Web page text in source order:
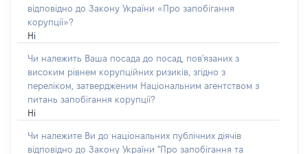
відповідно до Закону України «Про запобігання
корупції»?
Ні
Чи належить Ваша посада до посад, пов'язаних з
високим рівнем корупційних ризиків, згідно з
переліком, затвердженим Національним агентством з
питань запобігання корупції?
Ні
Чи належите Ви до національних публічних діячів
відповідно до Закону України "Про запобігання та